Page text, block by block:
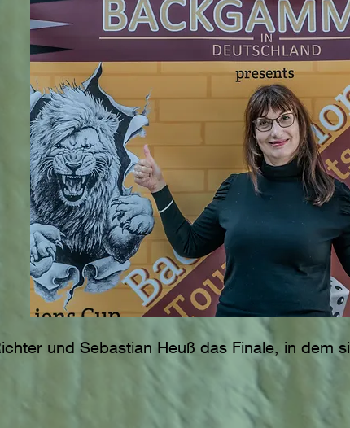
und Sebastian Heuß das Finale, in dem